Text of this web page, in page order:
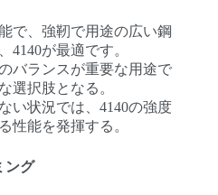
で、強靭で用途の広い鋼
4140が最適です。
バランスが重要な用途で
選択肢となる。
い状況では、4140の強度
性能を発揮する。
ング